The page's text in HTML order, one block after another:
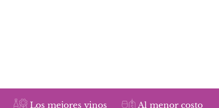
Los mejores vinos Al menor costo